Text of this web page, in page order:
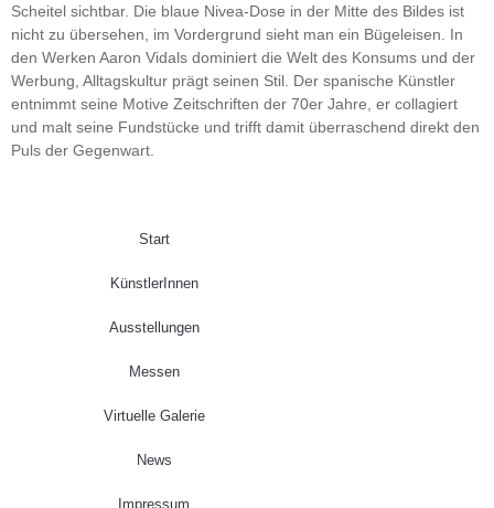
Scheitel sichtbar. Die blaue Nivea-Dose in der Mitte des Bildes ist
nicht zu übersehen, im Vordergrund sieht man ein Bügeleisen. In
den Werken Aaron Vidals dominiert die Welt des Konsums und der
Werbung, Alltagskultur prägt seinen Stil. Der spanische Künstler
entnimmt seine Motive Zeitschriften der 70er Jahre, er collagiert
und malt seine Fundstücke und trifft damit überraschend direkt den
Puls der Gegenwart.
Start
KünstlerInnen
Ausstellungen
Messen
Virtuelle Galerie
News
Impressum